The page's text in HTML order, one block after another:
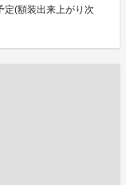
定(額装出来上がり次